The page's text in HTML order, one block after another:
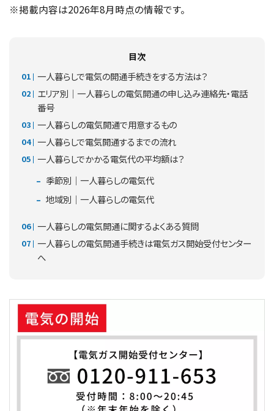
※掲載内容は2026年8月時点の情報です。
目次
一人暮らしで電気の開通手続きをする方法は？
エリア別｜一人暮らしの電気開通の申し込み連絡先・電話
番号
一人暮らしの電気開通で用意するもの
一人暮らしで電気開通するまでの流れ
一人暮らしでかかる電気代の平均額は？
季節別｜一人暮らしの電気代
地域別｜一人暮らしの電気代
一人暮らしの電気開通に関するよくある質問
一人暮らしの電気開通手続きは電気ガス開始受付センター
へ